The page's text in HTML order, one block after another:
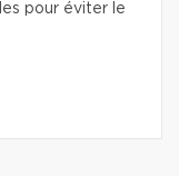
pour éviter le